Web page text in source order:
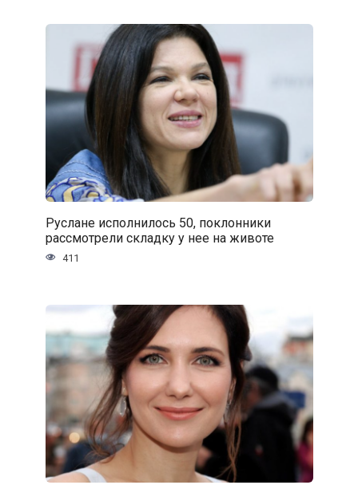
Руслане исполнилось 50, поклонники
рассмотрели складку у нее на животе
411